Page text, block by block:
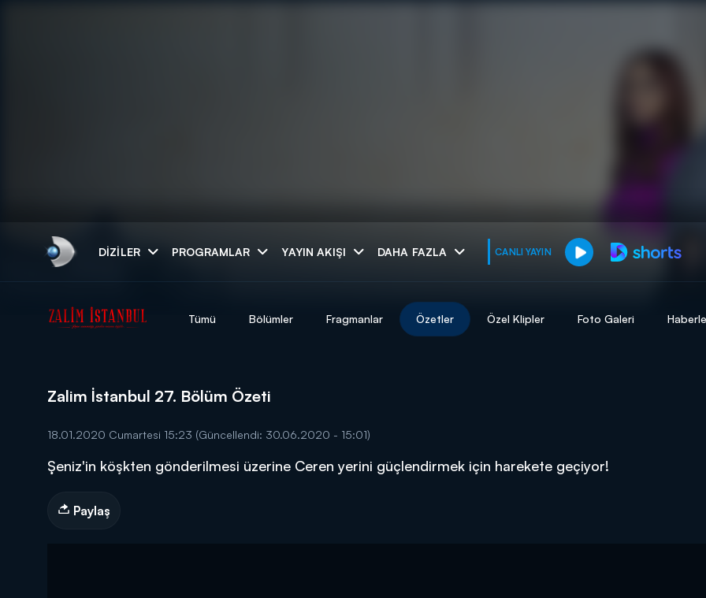
DIZILER PROGRAMLAR YAYIN AKIŞI DAHA FAZLA CANLI YAYIN
muhteşem ikili
DİĞER SONUÇLAR
Tümü Bölümler Fragmanlar Özetler Özel Klipler Foto Galeri
Zalim İstanbul 27. Bölüm Özeti
18.01.2020 Cumartesi 15:23 (Güncellendi: 30.06.2020 - 15:01)
Şeniz'in köşkten gönderilmesi üzerine Ceren yerini güçlendirmek için harekete geçiyor!
Paylaş